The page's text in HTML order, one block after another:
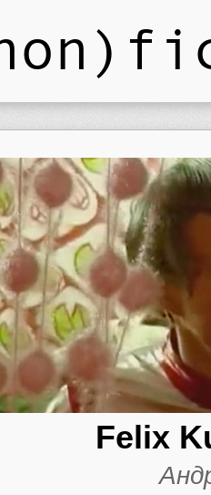
Felix